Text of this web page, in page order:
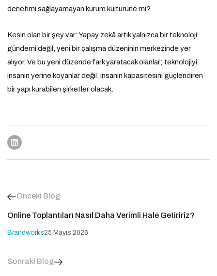
denetimi sağlayamayan kurum kültürüne mi?
Kesin olan bir şey var: Yapay zekâ artık yalnızca bir teknoloji
gündemi değil, yeni bir çalışma düzeninin merkezinde yer
alıyor. Ve bu yeni düzende fark yaratacak olanlar; teknolojiyi
insanın yerine koyanlar değil, insanın kapasitesini güçlendiren
bir yapı kurabilen şirketler olacak.
Önceki Blog
Online Toplantıları Nasıl Daha Verimli Hale Getiririz?
Brandworks25 Mayıs 2026
Sonraki Blog